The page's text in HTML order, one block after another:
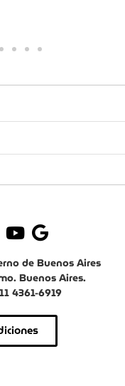
de Buenos Aires
Buenos Aires.
4361-6919